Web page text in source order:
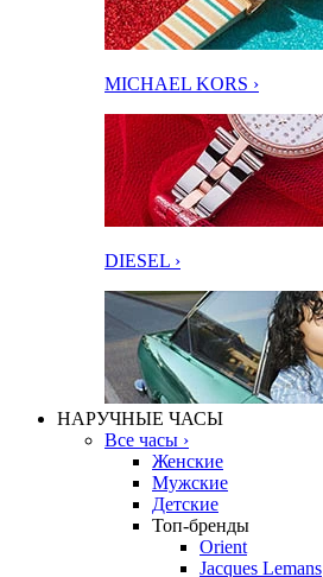
MICHAEL KORS ›
DIESEL ›
НАРУЧНЫЕ ЧАСЫ
Все часы ›
Женские
Мужские
Детские
Топ-бренды
Orient
Jacques Lemans